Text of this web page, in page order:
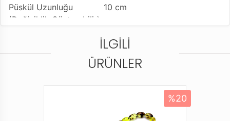
Püskül Uzunluğu
(Değişiklik Gösterebilir)
10 cm
İşçilikli Ürün
Sıralı Sistem Kamçı
Günlük Kullanıma Uygundur
Standart Tesbih İpi
Standart Tesbih Kutusu
İLGILI
ÜRÜNLER
%20